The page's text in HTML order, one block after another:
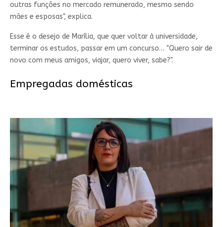
outras funções no mercado remunerado, mesmo sendo
mães e esposas", explica.
Esse é o desejo de Marília, que quer voltar à universidade,
terminar os estudos, passar em um concurso… "Quero sair de
novo com meus amigos, viajar, quero viver, sabe?".
Empregadas domésticas